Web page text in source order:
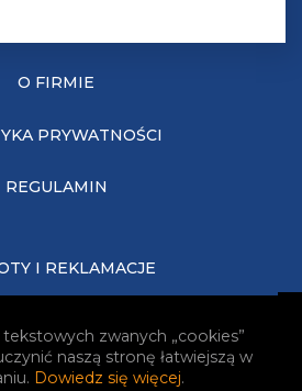
O FIRMIE
PRYWATNOŚCI
REGULAMIN
I REKLAMACJE
KUPOWAĆ?
zwanych „cookies”
naszą stronę łatwiejszą w
Dowiedz się więcej.